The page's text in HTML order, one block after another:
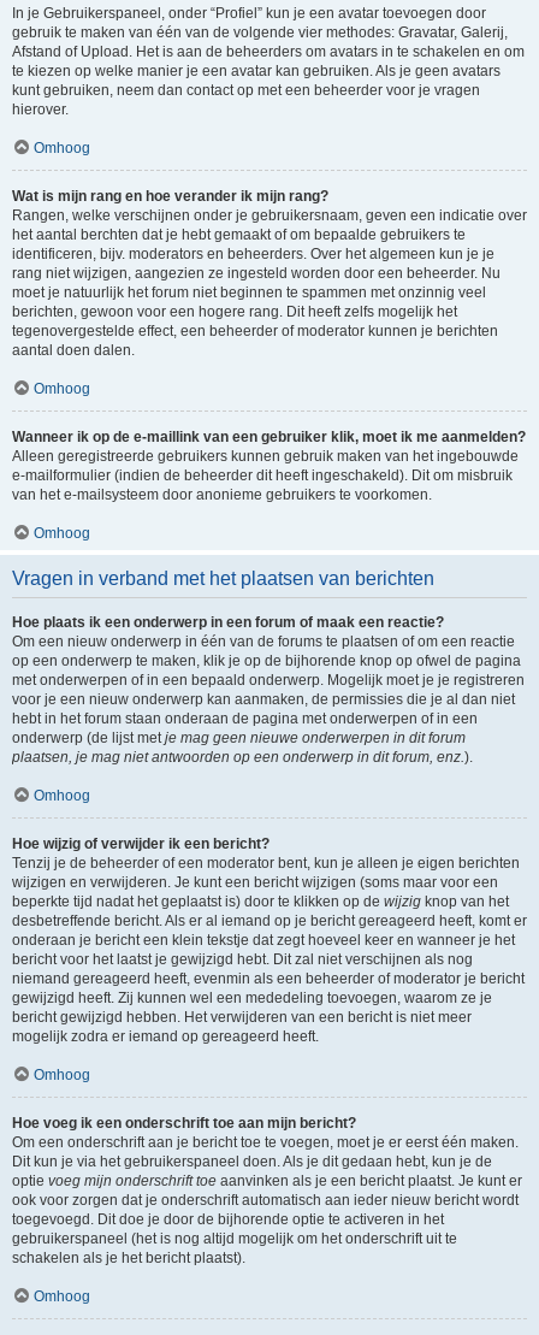
In je Gebruikerspaneel, onder “Profiel” kun je een avatar toevoegen door
gebruik te maken van één van de volgende vier methodes: Gravatar, Galerij,
Afstand of Upload. Het is aan de beheerders om avatars in te schakelen en om
te kiezen op welke manier je een avatar kan gebruiken. Als je geen avatars
kunt gebruiken, neem dan contact op met een beheerder voor je vragen
hierover.
Omhoog
Wat is mijn rang en hoe verander ik mijn rang?
Rangen, welke verschijnen onder je gebruikersnaam, geven een indicatie over
het aantal berchten dat je hebt gemaakt of om bepaalde gebruikers te
identificeren, bijv. moderators en beheerders. Over het algemeen kun je je
rang niet wijzigen, aangezien ze ingesteld worden door een beheerder. Nu
moet je natuurlijk het forum niet beginnen te spammen met onzinnig veel
berichten, gewoon voor een hogere rang. Dit heeft zelfs mogelijk het
tegenovergestelde effect, een beheerder of moderator kunnen je berichten
aantal doen dalen.
Omhoog
Wanneer ik op de e-maillink van een gebruiker klik, moet ik me aanmelden?
Alleen geregistreerde gebruikers kunnen gebruik maken van het ingebouwde
e-mailformulier (indien de beheerder dit heeft ingeschakeld). Dit om misbruik
van het e-mailsysteem door anonieme gebruikers te voorkomen.
Omhoog
Vragen in verband met het plaatsen van berichten
Hoe plaats ik een onderwerp in een forum of maak een reactie?
Om een nieuw onderwerp in één van de forums te plaatsen of om een reactie
op een onderwerp te maken, klik je op de bijhorende knop op ofwel de pagina
met onderwerpen of in een bepaald onderwerp. Mogelijk moet je je registreren
voor je een nieuw onderwerp kan aanmaken, de permissies die je al dan niet
hebt in het forum staan onderaan de pagina met onderwerpen of in een
onderwerp (de lijst metje mag geen nieuwe onderwerpen in dit forum
plaatsen, je mag niet antwoorden op een onderwerp in dit forum, enz.).
Omhoog
Hoe wijzig of verwijder ik een bericht?
Tenzij je de beheerder of een moderator bent, kun je alleen je eigen berichten
wijzigen en verwijderen. Je kunt een bericht wijzigen (soms maar voor een
beperkte tijd nadat het geplaatst is) door te klikken op de wijzig knop van het
desbetreffende bericht. Als er al iemand op je bericht gereageerd heeft, komt er
onderaan je bericht een klein tekstje dat zegt hoeveel keer en wanneer je het
bericht voor het laatst je gewijzigd hebt. Dit zal niet verschijnen als nog
niemand gereageerd heeft, evenmin als een beheerder of moderator je bericht
gewijzigd heeft. Zij kunnen wel een mededeling toevoegen, waarom ze je
bericht gewijzigd hebben. Het verwijderen van een bericht is niet meer
mogelijk zodra er iemand op gereageerd heeft.
Omhoog
Hoe voeg ik een onderschrift toe aan mijn bericht?
Om een onderschrift aan je bericht toe te voegen, moet je er eerst één maken.
Dit kun je via het gebruikerspaneel doen. Als je dit gedaan hebt, kun je de
optie voeg mijn onderschrift toe aanvinken als je een bericht plaatst. Je kunt er
ook voor zorgen dat je onderschrift automatisch aan ieder nieuw bericht wordt
toegevoegd. Dit doe je door de bijhorende optie te activeren in het
gebruikerspaneel (het is nog altijd mogelijk om het onderschrift uit te
schakelen als je het bericht plaatst).
Omhoog